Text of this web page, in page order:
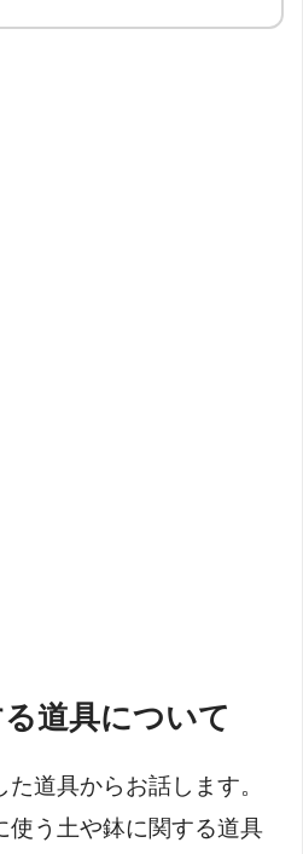
道具について
道具からお話します。
使う土や鉢に関する道具